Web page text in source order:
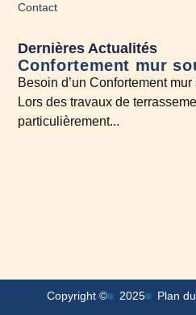
Contact
Dernières Actualités
Confortement mur
Besoin d’un Confortement
Lors des travaux de
particulièrement...
Copyright © 2025 Plan